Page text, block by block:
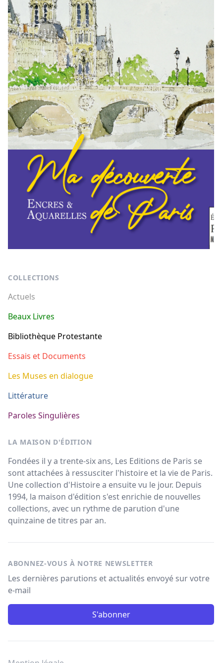
COLLECTIONS
Actuels
Beaux Livres
Bibliothèque Protestante
Essais et Documents
Les Muses en dialogue
Littérature
Paroles Singulières
LA MAISON D'ÉDITION
Fondées il y a trente-six ans, Les Editions de Paris se
sont attachées à ressusciter l'histoire et la vie de Paris.
Une collection d'Histoire a ensuite vu le jour. Depuis
1994, la maison d'édition s'est enrichie de nouvelles
collections, avec un rythme de parution d'une
quinzaine de titres par an.
ABONNEZ-VOUS À NOTRE NEWSLETTER
Les dernières parutions et actualités envoyé sur votre
e-mail
S'abonner